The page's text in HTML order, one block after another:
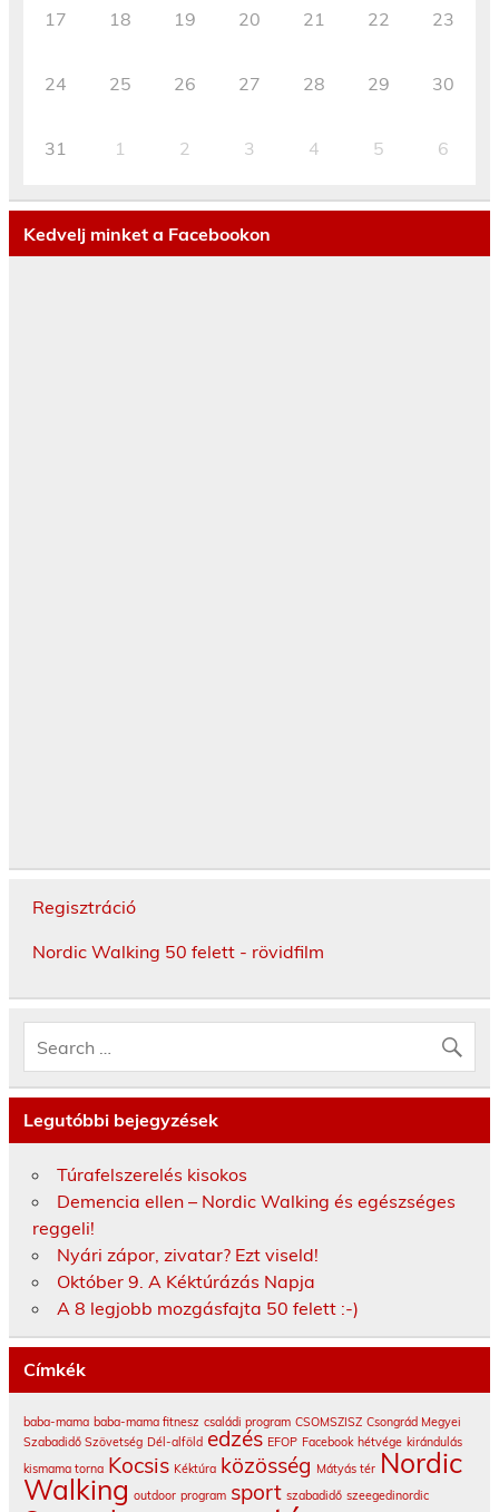
17 18 19 20 21 22 23
24 25 26 27 28 29 30
31 1 2 3 4 5 6
Kedvelj minket a Facebookon
Regisztráció
Nordic Walking 50 felett - rövidfilm
Legutóbbi bejegyzések
Túrafelszerelés kisokos
Demencia ellen – Nordic Walking és egészséges
reggeli!
Nyári zápor, zivatar? Ezt viseld!
Október 9. A Kéktúrázás Napja
A 8 legjobb mozgásfajta 50 felett :-)
Címkék
baba-mama baba-mama fitnesz családi program CSOMSZISZ Csongrád Megyei
Szabadidő Szövetség Dél-alföld edzés EFOP Facebook hétvége kirándulás
kismama torna Kocsis Kéktúra közösség Mátyás tér Nordic
Walking outdoor program sport szabadidő szeegedinordic